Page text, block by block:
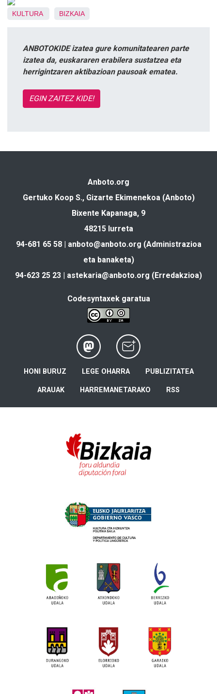
KULTURA BIZKAIA
ANBOTOKIDE izatea gure komunitatearen parte
izatea da, euskararen erabilera sustatzea eta
herrigintzaren aktibazioan pausoak ematea.
EGIN ZAITEZ KIDE!
Anboto.org
Gertuko Koop S., Gizarte Ekimenekoa (Anboto)
Bixente Kapanaga, 9
48215 Iurreta
94-681 65 58 | anboto@anboto.org (Administrazioa
eta banaketa)
94-623 25 23 | astekaria@anboto.org (Erredakzioa)
Codesyntaxek garatua
HONI BURUZ LEGE OHARRA PUBLIZITATEA
ARAUAK HARREMANETARAKO RSS